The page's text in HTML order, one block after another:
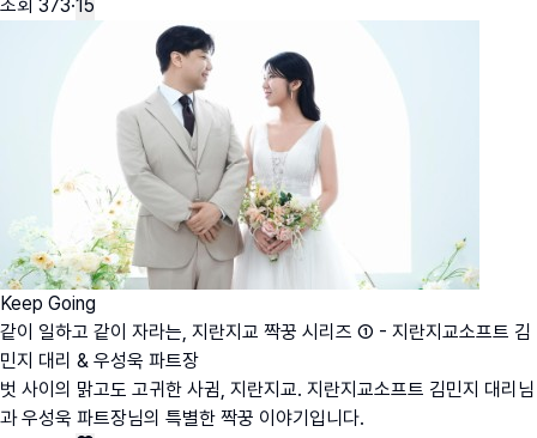
조회 373·15
Keep Going
같이 일하고 같이 자라는, 지란지교 짝꿍 시리즈 ① - 지란지교소프트 김
민지 대리 & 우성욱 파트장
벗 사이의 맑고도 고귀한 사귐, 지란지교. 지란지교소프트 김민지 대리님
과 우성욱 파트장님의 특별한 짝꿍 이야기입니다.